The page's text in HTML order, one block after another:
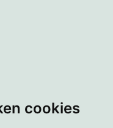
cookies